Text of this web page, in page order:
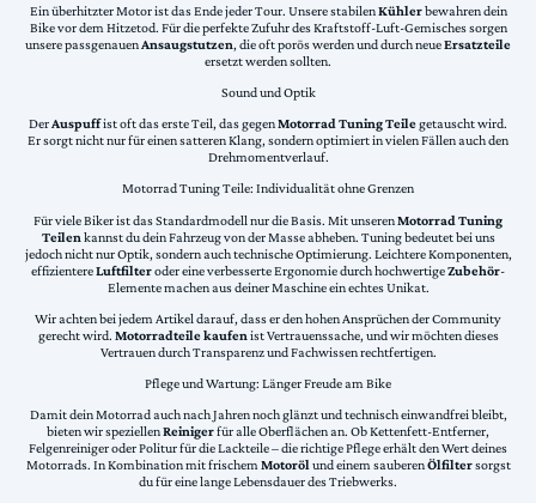
Ein überhitzter Motor ist das Ende jeder Tour. Unsere stabilenKühlerbewahren dein
Bike vor dem Hitzetod. Für die perfekte Zufuhr des Kraftstoff-Luft-Gemisches sorgen
unsere passgenauenAnsaugstutzen, die oft porös werden und durch neueErsatzteile
ersetzt werden sollten.
Sound und Optik
DerAuspuffist oft das erste Teil, das gegenMotorrad Tuning Teilegetauscht wird.
Er sorgt nicht nur für einen satteren Klang, sondern optimiert in vielen Fällen auch den
Drehmomentverlauf.
Motorrad Tuning Teile: Individualität ohne Grenzen
Für viele Biker ist das Standardmodell nur die Basis. Mit unserenMotorrad Tuning
Teilen kannst du dein Fahrzeug von der Masse abheben. Tuning bedeutet bei uns
jedoch nicht nur Optik, sondern auch technische Optimierung. Leichtere Komponenten,
effizientereLuftfilteroder eine verbesserte Ergonomie durch hochwertigeZubehör-
Elemente machen aus deiner Maschine ein echtes Unikat.
Wir achten bei jedem Artikel darauf, dass er den hohen Ansprüchen der Community
gerecht wird. Motorradteile kaufen ist Vertrauenssache, und wir möchten dieses
Vertrauen durch Transparenz und Fachwissen rechtfertigen.
Pflege und Wartung: Länger Freude am Bike
Damit dein Motorrad auch nach Jahren noch glänzt und technisch einwandfrei bleibt,
bieten wir speziellenReinigerfür alle Oberflächen an. Ob Kettenfett-Entferner,
Felgenreiniger oder Politur für die Lackteile – die richtige Pflege erhält den Wert deines
Motorrads. In Kombination mit frischemMotorölund einem sauberenÖlfiltersorgst
du für eine lange Lebensdauer des Triebwerks.